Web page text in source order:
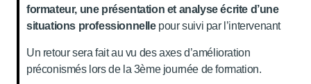
formateur, une présentation et analyse écrite d’une
situations professionnelle pour suivi par l’intervenant
Un retour sera fait au vu des axes d’amélioration
préconismés lors de la 3ème journée de formation.